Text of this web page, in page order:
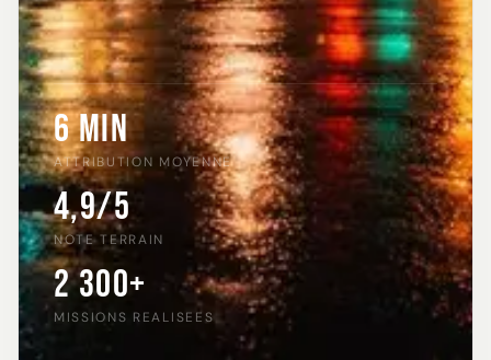
6 min
ATTRIBUTION MOYENNE
4,9/5
NOTE TERRAIN
2 300+
MISSIONS REALISEES